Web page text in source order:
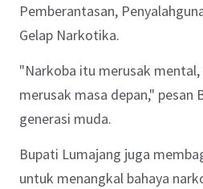
Pemberantasan,
Gelap Narkotika.
"Narkoba itu merusak
merusak masa depan," pesan
generasi muda.
Bupati Lumajang juga
untuk menangkal bahaya